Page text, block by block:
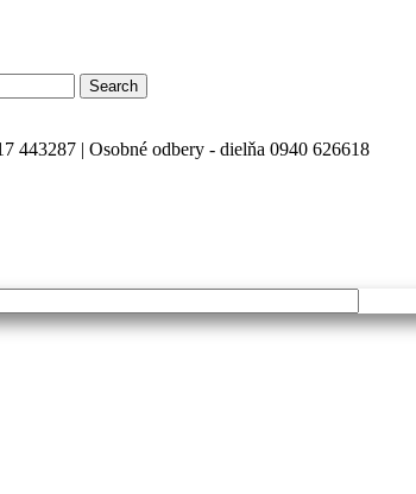
Search
443287 | Osobné odbery - dielňa 0940 626618